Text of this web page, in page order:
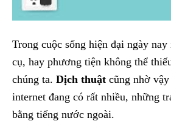
Trong cuộc sống hiện đại ngày
cụ, hay phương tiện không thể
chúng ta. Dịch thuật cũng nhờ
internet đang có rất nhiều, những
bằng tiếng nước ngoài.